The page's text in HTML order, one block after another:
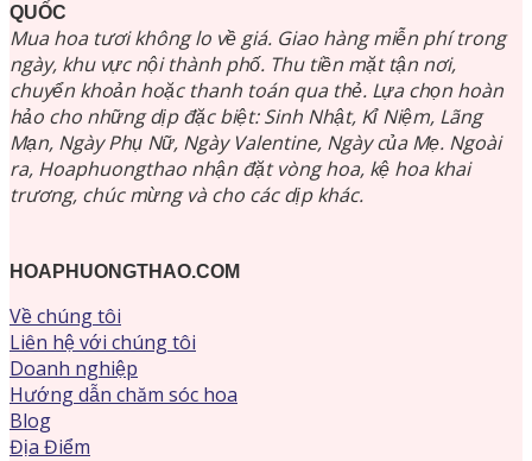
QUỐC
Mua hoa tươi không lo về giá. Giao hàng miễn phí trong
ngày, khu vực nội thành phố. Thu tiền mặt tận nơi,
chuyển khoản hoặc thanh toán qua thẻ. Lựa chọn hoàn
hảo cho những dịp đặc biệt: Sinh Nhật, Kỉ Niệm, Lãng
Mạn, Ngày Phụ Nữ, Ngày Valentine, Ngày của Mẹ. Ngoài
ra, Hoaphuongthao nhận đặt vòng hoa, kệ hoa khai
trương, chúc mừng và cho các dịp khác.
HOAPHUONGTHAO.COM
Về chúng tôi
Liên hệ với chúng tôi
Doanh nghiệp
Hướng dẫn chăm sóc hoa
Blog
Địa Điểm